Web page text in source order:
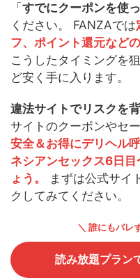
「 すでにクーポンを使
ください。 FANZAでは
フ、ポイント還元など
こうしたタイミングを
ど安く手に入ります。
違法サイトでリスクを
サイトのクーポンやセ
安全＆お得にデリヘル
ネシアンセックス6日
ょう。
まずは公式サイ
クしてみてください。
＼ 誰にもバレ
読み放題プラン